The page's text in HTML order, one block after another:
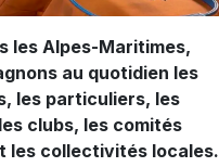
les Alpes-Maritimes,
au quotidien les
les particuliers, les
clubs, les comités
les collectivités locales.